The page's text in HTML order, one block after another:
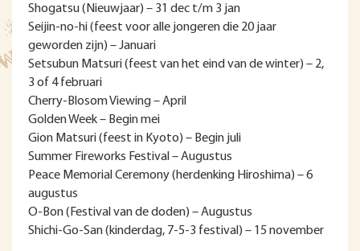
Shogatsu (Nieuwjaar) – 31 dec t/m 3 jan
Seijin-no-hi (feest voor alle jongeren die 20 jaar
geworden zijn) – Januari
Setsubun Matsuri (feest van het eind van de winter) – 2,
3 of 4 februari
Cherry-Blosom Viewing – April
Golden Week – Begin mei
Gion Matsuri (feest in Kyoto) – Begin juli
Summer Fireworks Festival – Augustus
Peace Memorial Ceremony (herdenking Hiroshima) – 6
augustus
O-Bon (Festival van de doden) – Augustus
Shichi-Go-San (kinderdag, 7-5-3 festival) – 15 november